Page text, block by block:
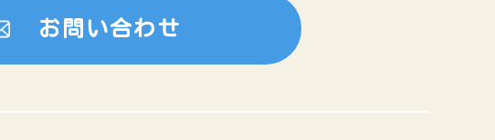
お問い合わせ